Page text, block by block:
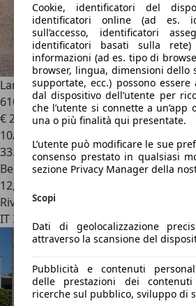
Cookie, identificatori del
identificatori online (ad es.
sull’accesso, identificatori
identificatori basati sulla
informazioni (ad es. tipo di
browser, lingua, dimensioni dello
supportate, ecc.) possono
dal dispositivo dell’utente per
che l’utente si connette a
una o più finalità qui presentate.
L’utente può modificare le sue
consenso prestato in qualsiasi
sezione Privacy Manager della
Scopi
Dati di geolocalizzazione
attraverso la scansione del
Pubblicità e contenuti
delle prestazioni dei
ricerche sul pubblico, sviluppo di
Lamborghini Huracán LAMBORGHINI
610
€ 275.000 1
10/2018
33.250 km
Benzina
12,3 l/100 km (comb.)
Rivenditore
IT 31027